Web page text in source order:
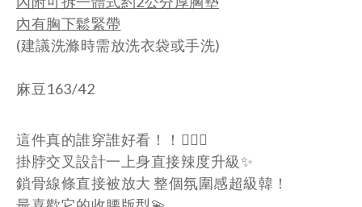
內有胸下鬆緊帶
(建議洗滌時需放洗衣袋或手洗)
麻豆163/42
這件真的誰穿誰好看！！😮‍💨🖤
掛脖交叉設計一上身直接辣度升級✨
鎖骨線條直接被放大 整個氛圍感超級韓！